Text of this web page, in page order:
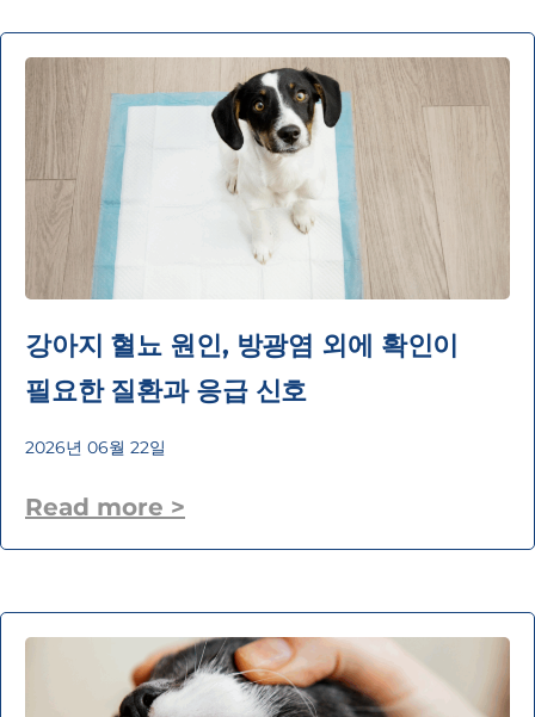
강아지 혈뇨 원인, 방광염 외에 확인이
필요한 질환과 응급 신호
2026년 06월 22일
Read more >